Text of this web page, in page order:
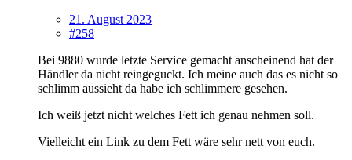
21. August 2023
#258
Bei 9880 wurde letzte Service gemacht anscheinend hat der
Händler da nicht reingeguckt. Ich meine auch das es nicht so
schlimm aussieht da habe ich schlimmere gesehen.
Ich weiß jetzt nicht welches Fett ich genau nehmen soll.
Vielleicht ein Link zu dem Fett wäre sehr nett von euch.